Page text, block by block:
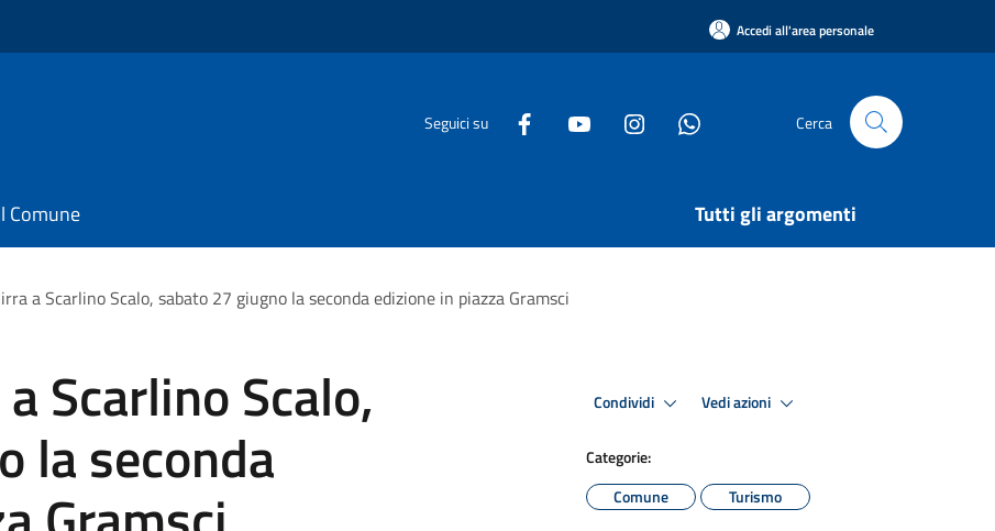
Accedi all'area personale
Seguici su Cerca
Comune Tutti gli argomenti
a Scarlino Scalo, sabato 27 giugno la seconda edizione in piazza Gramsci
Scarlino Scalo,
la seconda
Condividi Vedi azioni
Categorie:
Comune
Turismo